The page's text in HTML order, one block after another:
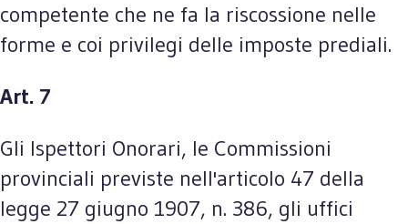
competente che ne fa la riscossione nelle
forme e coi privilegi delle imposte prediali.
Art. 7
Gli Ispettori Onorari, le Commissioni
provinciali previste nell'articolo 47 della
legge 27 giugno 1907, n. 386, gli uffici